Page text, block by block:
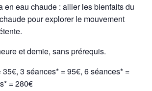
en eau chaude : allier les bienfaits du
pour explorer le mouvement
et demie, sans prérequis.
35€, 3 séances* = 95€, 6 séances* =
= 280€